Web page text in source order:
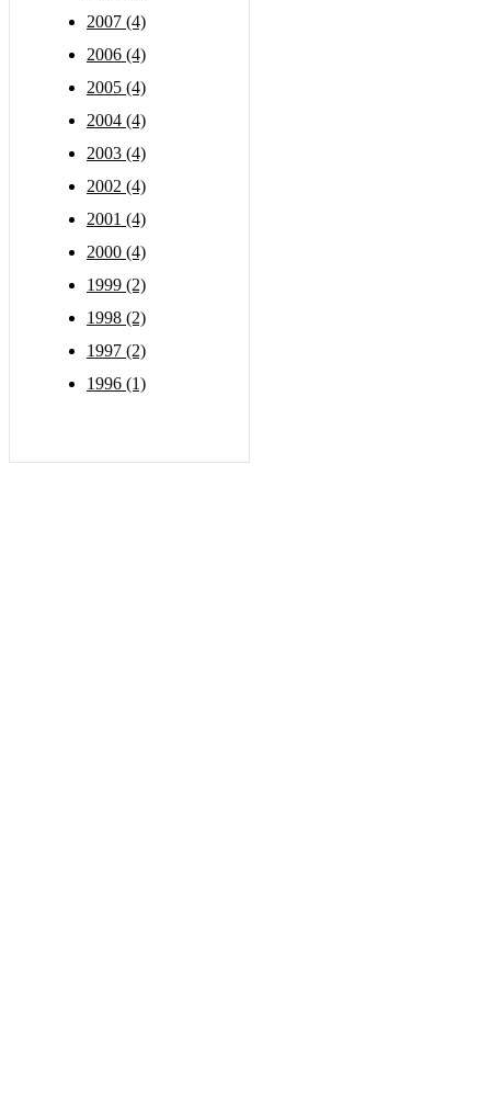
2007 (4)
2006 (4)
2005 (4)
2004 (4)
2003 (4)
2002 (4)
2001 (4)
2000 (4)
1999 (2)
1998 (2)
1997 (2)
1996 (1)